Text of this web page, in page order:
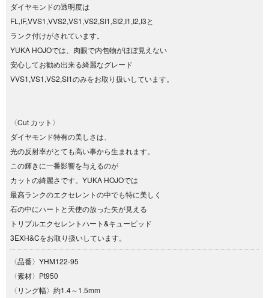
ダイヤモンドの透明度は
FL,IF,VVS1,VVS2,VS1,VS2,SI1,SI2,I1,I2,I3と
ランク付けがされています。
YUKA HOJOでは、肉眼で内包物がほぼ見えない
安心してお勧め出来る綺麗なグレード
VVS1,VS1,VS2,SI1のみをお取り扱いしています。
〈Cut カット〉
ダイヤモンド特有の美しさは、
光の反射率がとても高い事から生まれます。
この輝きに一番影響を与えるのが
カットの綺麗さです。YUKA HOJOでは
最高ランクのエクセレントの中でも特に美しく
石の中にハートと天使の放った矢が見える
トリプルエクセレントハート&キューピッド
3EXH&Cをお取り扱いしています。
〈品番〉YHM122‐95
〈素材〉Pt950
〈リング幅〉約1.4～1.5mm